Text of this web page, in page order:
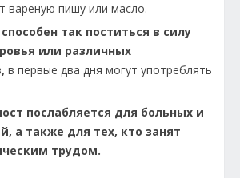
вареную пишу или масло.
так поститься в силу
или различных
в первые два дня могут употреблять
послабляется для больных и
а также для тех, кто занят
трудом.